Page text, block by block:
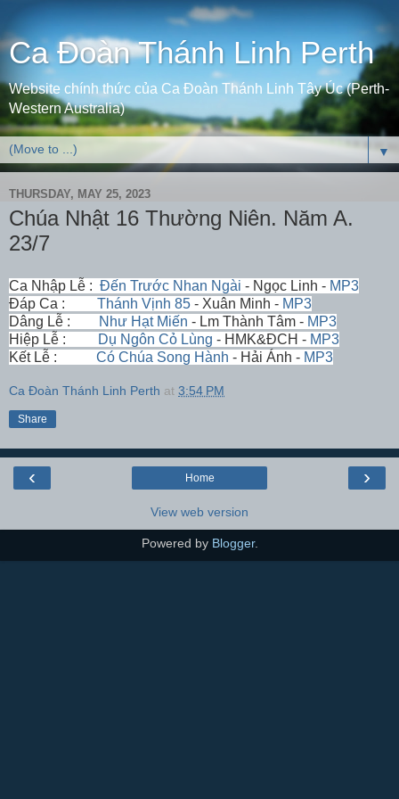
Ca Đoàn Thánh Linh Perth
Website chính thức của Ca Đoàn Thánh Linh Tây Úc (Perth-
Western Australia)
▼
THURSDAY, MAY 25, 2023
Chúa Nhật 16 Thường Niên. Năm A.
23/7
Ca Nhập Lễ : Đến Trước Nhan Ngài - Ngọc Linh - MP3
Đáp Ca :
Thánh Vịnh 85 - Xuân Minh - MP3
Dâng Lễ :
Như Hạt Miến - Lm Thành Tâm - MP3
Hiệp Lễ :
Dụ Ngôn Cỏ Lùng - HMK&ĐCH - MP3
Kết Lễ : Có Chúa Song Hành - Hải Ánh - MP3
Ca Đoàn Thánh Linh Perth at 3:54 PM
Share
‹ ›
Home
View web version
Powered by Blogger.